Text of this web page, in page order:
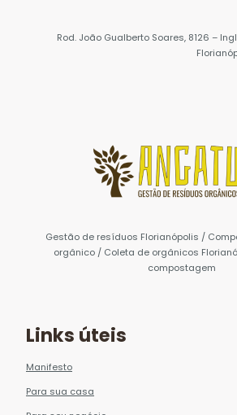
Rod. João Gualberto Soares, 8126 –
Gestão de resíduos Florianópolis /
orgânico / Coleta de orgânicos
compostagem
Links úteis
Manifesto
Para sua casa